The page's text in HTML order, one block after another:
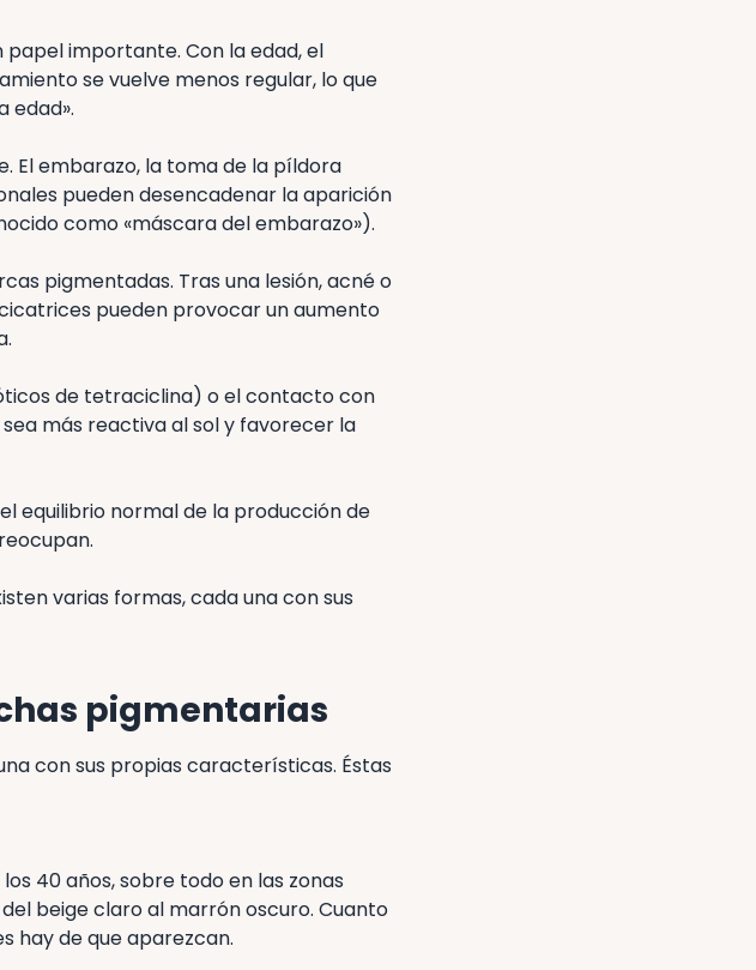
importante. Con la edad, el
se vuelve menos regular, lo que
edad».
El embarazo, la toma de la píldora
pueden desencadenar la aparición
como «máscara del embarazo»).
pigmentadas. Tras una lesión, acné o
pueden provocar un aumento
de tetraciclina) o el contacto con
más reactiva al sol y favorecer la
equilibrio normal de la producción de
varias formas, cada una con sus
pigmentarias
con sus propias características. Éstas
40 años, sobre todo en las zonas
beige claro al marrón oscuro. Cuanto
hay de que aparezcan.